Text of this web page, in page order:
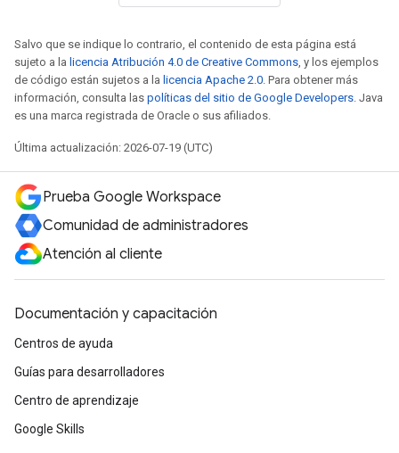
Salvo que se indique lo contrario, el contenido de esta página está
sujeto a la licencia Atribución 4.0 de Creative Commons, y los ejemplos
de código están sujetos a la licencia Apache 2.0. Para obtener más
información, consulta las políticas del sitio de Google Developers. Java
es una marca registrada de Oracle o sus afiliados.
Última actualización: 2026-07-19 (UTC)
Prueba Google Workspace
Comunidad de administradores
Atención al cliente
Documentación y capacitación
Centros de ayuda
Guías para desarrolladores
Centro de aprendizaje
Google Skills